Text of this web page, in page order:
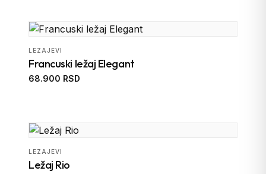
LEZAJEVI
Francuski ležaj Elegant
68.900 RSD
LEZAJEVI
Ležaj Rio